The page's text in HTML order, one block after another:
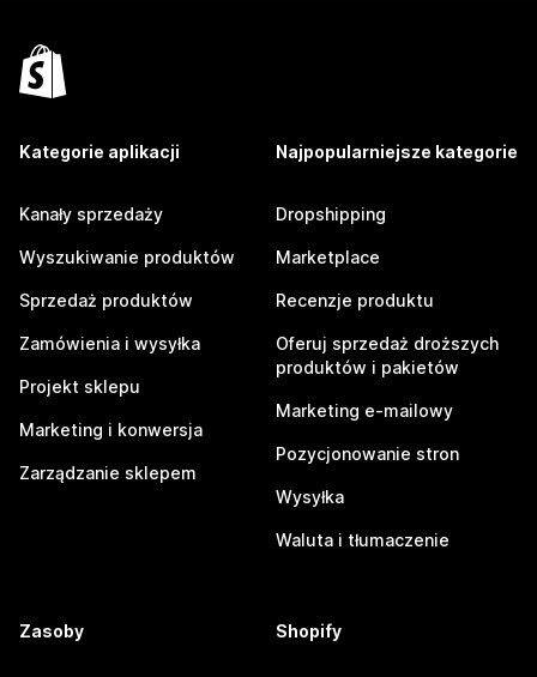
Kategorie aplikacji
Kanały sprzedaży
Wyszukiwanie produktów
Sprzedaż produktów
Zamówienia i wysyłka
Projekt sklepu
Marketing i konwersja
Zarządzanie sklepem
Najpopularniejsze kategorie
Dropshipping
Marketplace
Recenzje produktu
Oferuj sprzedaż droższych
produktów i pakietów
Marketing e-mailowy
Pozycjonowanie stron
Wysyłka
Waluta i tłumaczenie
Zasoby Shopify